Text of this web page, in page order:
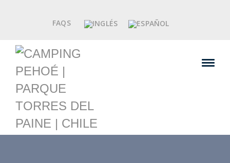
FAQS